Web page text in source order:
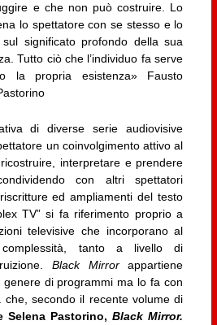
e che non può costruire. Lo
lo spettatore con se stesso e lo
significato profondo della sua
Tutto ciò che l’individuo fa serve
la propria esistenza» Fausto
di diverse serie audiovisive
un coinvolgimento attivo al
interpretare e prendere
con altri spettatori
ed ampliamenti del testo
TV” si fa riferimento proprio a
televisive che incorporano al
tanto a livello di
Black Mirrorappartiene
di programmi ma lo fa con
che, secondo il recente volume di
Selena Pastorino,Black Mirror.